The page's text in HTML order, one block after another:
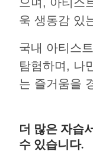
욱 생동감 있
국내 아티스
탐험하며, 나
는 즐거움을
더 많은 자습
수 있습니다.